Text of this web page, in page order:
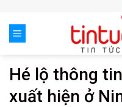
content
Hé lộ thông
xuất hiện ở